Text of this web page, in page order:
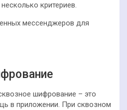
критериев.
шифрование – это
в приложении. При сквозном